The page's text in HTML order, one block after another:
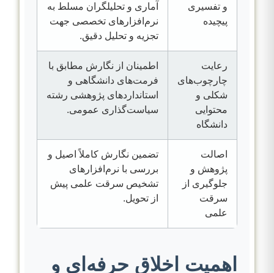
و تفسیری
پیچیده
آماری و تحلیلگران مسلط به
نرم‌افزارهای تخصصی جهت
تجزیه و تحلیل دقیق.
رعایت
چارچوب‌های
شکلی و
محتوایی
دانشگاه
اطمینان از نگارش مطابق با
فرمت‌های دانشگاهی و
استانداردهای پژوهشی رشته
سیاست‌گذاری عمومی.
اصالت
پژوهش و
جلوگیری از
سرقت
علمی
تضمین نگارش کاملاً اصیل و
بررسی با نرم‌افزارهای
تشخیص سرقت علمی پیش
از تحویل.
اهمیت اخلاق حرفه‌ای و